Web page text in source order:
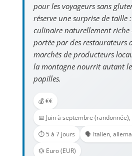
pour les voyageurs sans
réserve une surprise de taille
culinaire naturellement riche
portée par des restaurateurs
marchés de producteurs
la montagne nourrit autant
papilles.
💰 €€
📅 Juin à septembre
⏱️ 5 à 7 jours 🗣️ Italien,
💱 Euro (EUR)